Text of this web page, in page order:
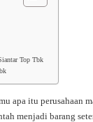
Top Tbk
apa itu perusahaan
menjadi barang